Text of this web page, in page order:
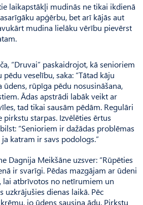
laikapstākļi mudinās ne tikai ikdienā
apģērbu, bet arī kājās aut
mudina lielāku vērību pievērst
“Druvai” paskaidrojot, kā senioriem
veselību, saka: “Tātad kāju
ūdens, rūpīga pēdu nosusināšana,
Ādas apstrādi labāk veikt ar
tad tikai sausām pēdām. Regulāri
pirkstu starpas. Izvēlēties ērtus
“Senioriem ir dažādas problēmas
katram ir savs podologs.”
Dagnija Meikšāne uzsver: “Rūpēties
ir svarīgi. Pēdas mazgājam ar ūdeni
lai atbrīvotos no netīrumiem un
dienas laikā. Pēc
jo ūdens sausina ādu. Pirkstu